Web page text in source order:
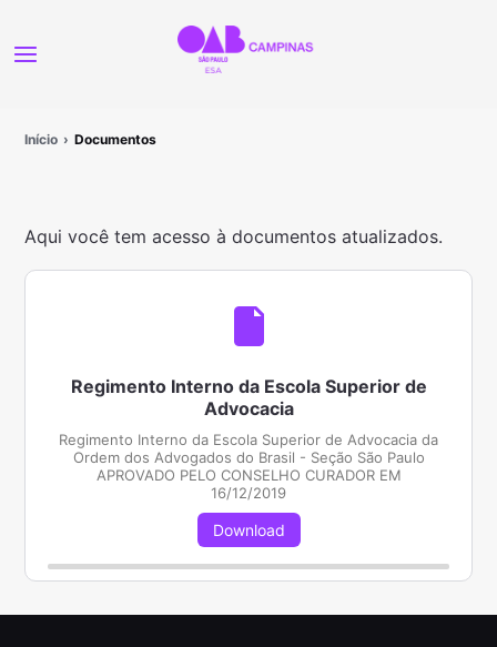
Início Documentos
Aqui você tem acesso à documentos atualizados.
Regimento Interno da Escola Superior de
Advocacia
Regimento Interno da Escola Superior de Advocacia da
Ordem dos Advogados do Brasil - Seção São Paulo
APROVADO PELO CONSELHO CURADOR EM
16/12/2019
Download